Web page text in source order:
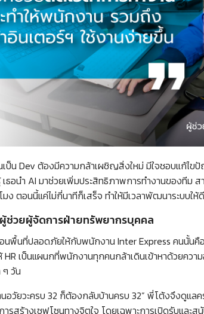
เป็น Dev ต้องมีความกล้าเผชิญสิ่งใหม่ มีใจชอบแก้ไ
ธอนำ AI มาช่วยเพิ่มประสิทธิภาพการทำงานของทีม ส
มง ตอนนี้แค่ไม่กี่นาทีก็เสร็จ ทำให้มีเวลาพัฒนาระบบใ
ผู้ช่วยผู้จัดการฝ่ายทรัพยากรบุคคล
นพื้นที่ปลอดภัยให้กับพนักงาน Inter Express คนนั้น
HR เป็นแผนกที่พนักงานทุกคนกล้าเดินเข้าหาด้วยควา
ๆ วัน
นอวัยวะครบ 32 ก็ต้องกลับบ้านครบ 32” พี่โต้งจึงดูแ
รสร้างเซฟโซนทางจิตใจ โดยเฉพาะการเปิดรับและส